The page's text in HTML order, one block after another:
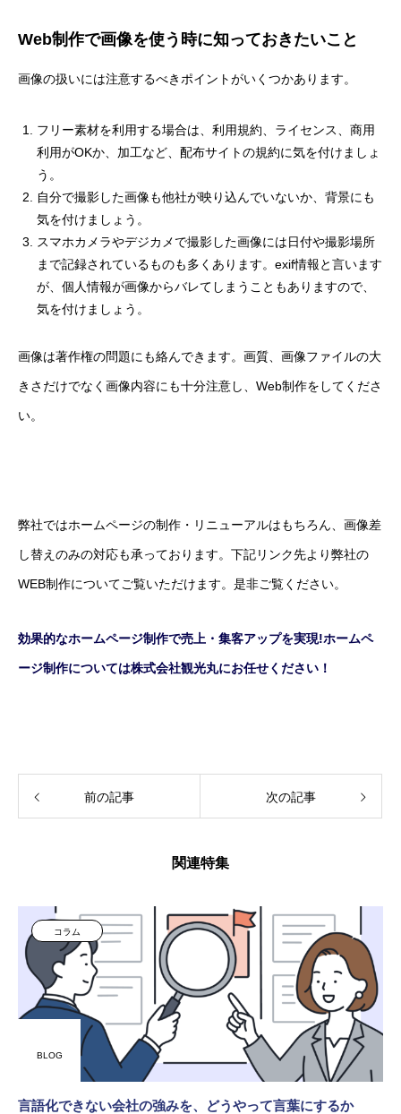
Web制作で画像を使う時に知っておきたいこと
画像の扱いには注意するべきポイントがいくつかあります。
フリー素材を利用する場合は、利用規約、ライセンス、商用
利用がOKか、加工など、配布サイトの規約に気を付けましょ
う。
自分で撮影した画像も他社が映り込んでいないか、背景にも
気を付けましょう。
スマホカメラやデジカメで撮影した画像には日付や撮影場所
まで記録されているものも多くあります。exif情報と言います
が、個人情報が画像からバレてしまうこともありますので、
気を付けましょう。
画像は著作権の問題にも絡んできます。画質、画像ファイルの大
きさだけでなく画像内容にも十分注意し、Web制作をしてくださ
い。
弊社ではホームページの制作・リニューアルはもちろん、画像差
し替えのみの対応も承っております。下記リンク先より弊社の
WEB制作についてご覧いただけます。是非ご覧ください。
効果的なホームページ制作で売上・集客アップを実現!ホームペ
ージ制作については株式会社観光丸にお任せください！
前の記事 次の記事
関連特集
コラム
BLOG
言語化できない会社の強みを、どうやって言葉にするか